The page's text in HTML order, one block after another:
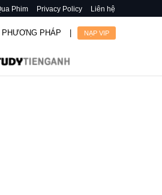
Phim Privacy Policy Liên hệ
| PHƯƠNG PHÁP NẠP VIP